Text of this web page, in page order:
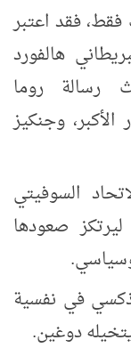
فقد اعتبر
هالفورد
رسالة روما
الأكبر، وجنكيز
السوفيتي
صعودها
في نفسية
دوغين.